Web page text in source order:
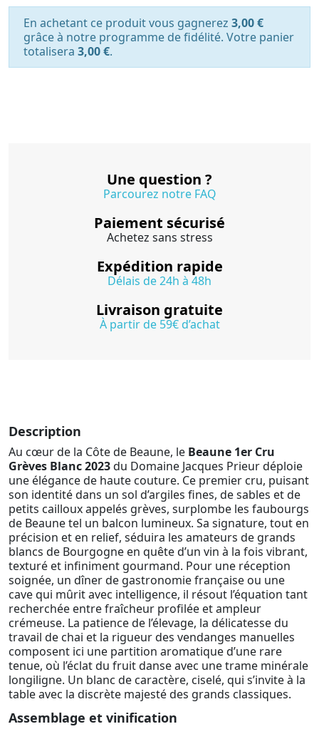
En achetant ce produit vous gagnerez 3,00 €
grâce à notre programme de fidélité. Votre panier
totalisera 3,00 €.
Une question ?
Parcourez notre FAQ
Paiement sécurisé
Achetez sans stress
Expédition rapide
Délais de 24h à 48h
Livraison gratuite
À partir de 59€ d’achat
Description
Au cœur de la Côte de Beaune, le Beaune 1er Cru
Grèves Blanc 2023du Domaine Jacques Prieur déploie
une élégance de haute couture. Ce premier cru, puisant
son identité dans un sol d’argiles fines, de sables et de
petits cailloux appelés grèves, surplombe les faubourgs
de Beaune tel un balcon lumineux. Sa signature, tout en
précision et en relief, séduira les amateurs de grands
blancs de Bourgogne en quête d’un vin à la fois vibrant,
texturé et infiniment gourmand. Pour une réception
soignée, un dîner de gastronomie française ou une
cave qui mûrit avec intelligence, il résout l’équation tant
recherchée entre fraîcheur profilée et ampleur
crémeuse. La patience de l’élevage, la délicatesse du
travail de chai et la rigueur des vendanges manuelles
composent ici une partition aromatique d’une rare
tenue, où l’éclat du fruit danse avec une trame minérale
longiligne. Un blanc de caractère, ciselé, qui s’invite à la
table avec la discrète majesté des grands classiques.
Assemblage et vinification